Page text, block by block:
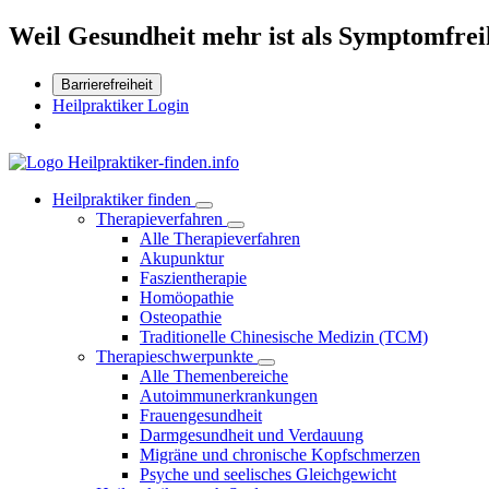
Weil Gesundheit mehr ist als
Barrierefreiheit
Heilpraktiker Login
Heilpraktiker finden
Therapieverfahren
Alle Therapieverfahren
Akupunktur
Faszientherapie
Homöopathie
Osteopathie
Traditionelle Chinesische Medizin (TCM)
Therapieschwerpunkte
Alle Themenbereiche
Autoimmunerkrankungen
Frauengesundheit
Darmgesundheit und Verdauung
Migräne und chronische Kopfschmerzen
Psyche und seelisches Gleichgewicht